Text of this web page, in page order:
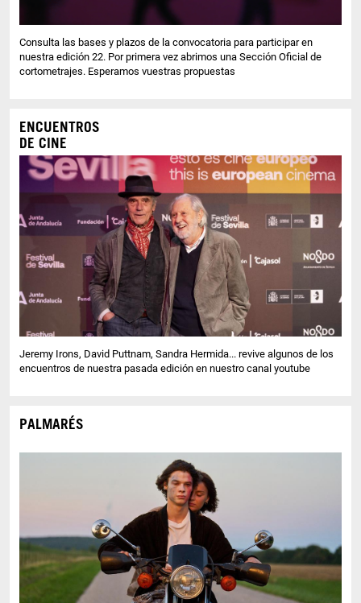
Consulta las bases y plazos de la convocatoria para participar en
nuestra edición 22. Por primera vez abrimos una Sección Oficial de
cortometrajes. Esperamos vuestras propuestas
ENCUENTROS
DE CINE
Jeremy Irons, David Puttnam, Sandra Hermida... revive algunos de los
encuentros de nuestra pasada edición en nuestro canal youtube
PALMARÉS